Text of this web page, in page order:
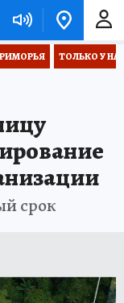
ТОЛЬКО У
срок